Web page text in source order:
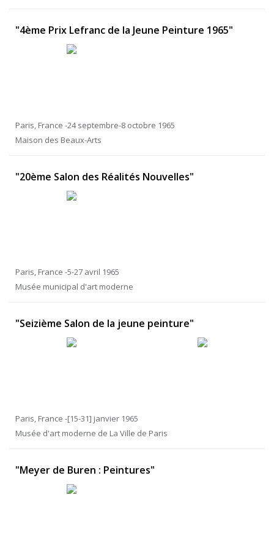
"4ème Prix Lefranc de la Jeune Peinture 1965"
Paris, France -24 septembre-8 octobre 1965
Maison des Beaux-Arts
"20ème Salon des Réalités Nouvelles"
Paris, France -5-27 avril 1965
Musée municipal d'art moderne
"Seizième Salon de la jeune peinture"
Paris, France -[15-31] janvier 1965
Musée d'art moderne de La Ville de Paris
"Meyer de Buren : Peintures"